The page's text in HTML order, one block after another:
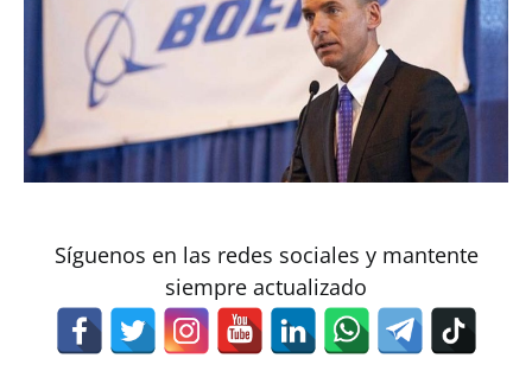
Síguenos en las redes sociales y mantente
siempre actualizado